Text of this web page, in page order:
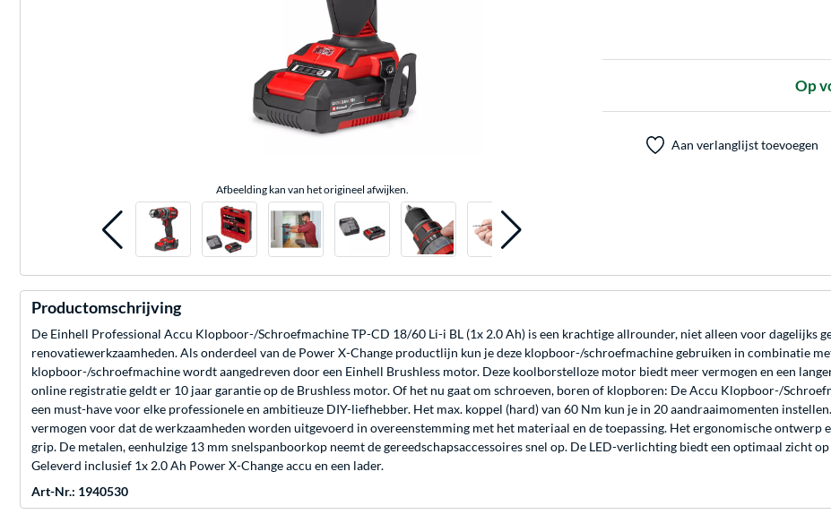
Afbeelding kan van het origineel afwijken.
Op
Aan verlanglijst toevoegen
Productomschrijving
De Einhell Professional Accu Klopboor-/Schroefmachine TP-CD 18/60 Li-i BL (1x 2.0 Ah) is een krachtige allrounder, niet alleen voor dagelijks
renovatiewerkzaamheden. Als onderdeel van de Power X-Change productlijn kun je deze klopboor-/schroefmachine gebruiken in combinatie
klopboor-/schroefmachine wordt aangedreven door een Einhell Brushless motor. Deze koolborstelloze motor biedt meer vermogen en een
online registratie geldt er 10 jaar garantie op de Brushless motor. Of het nu gaat om schroeven, boren of klopboren: De Accu Klopboor-/
een must-have voor elke professionele en ambitieuze DIY-liefhebber. Het max. koppel (hard) van 60 Nm kun je in 20 aandraaimomenten
vermogen voor dat de werkzaamheden worden uitgevoerd in overeenstemming met het materiaal en de toepassing. Het ergonomische ontwerp
grip. De metalen, eenhulzige 13 mm snelspanboorkop neemt de gereedschapsaccessoires snel op. De LED-verlichting biedt een optimaal zicht
Geleverd inclusief 1x 2.0 Ah Power X-Change accu en een lader.
Art-Nr.: 1940530